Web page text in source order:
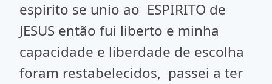
espirito se unio ao ESPIRITO de
JESUS então fui liberto e minha
capacidade e liberdade de escolha
foram restabelecidos, passei a ter